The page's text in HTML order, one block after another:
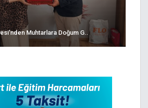
Muhtarlara Doğum G..